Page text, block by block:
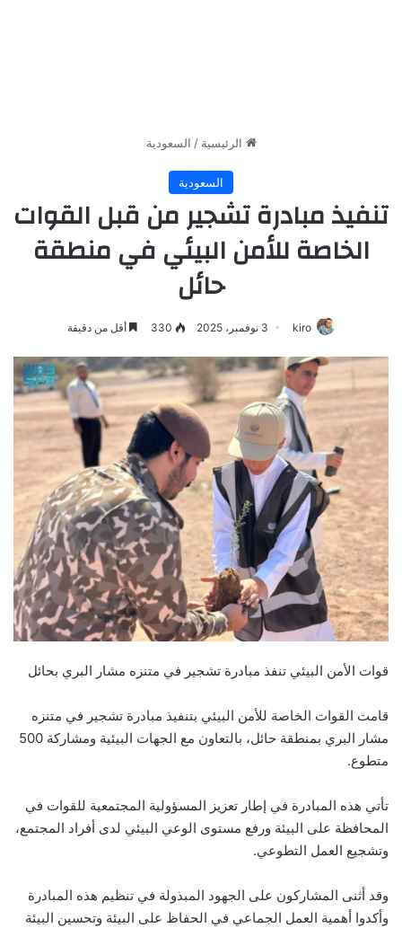
الرئيسية / السعودية
السعودية
تنفيذ مبادرة تشجير من قبل القوات
الخاصة للأمن البيئي في منطقة
حائل
kiro 3 نوفمبر، 2025 330 أقل من دقيقة
قوات الأمن البيئي تنفذ مبادرة تشجير في متنزه مشار البري بحائل
قامت القوات الخاصة للأمن البيئي بتنفيذ مبادرة تشجير في متنزه
مشار البري بمنطقة حائل، بالتعاون مع الجهات البيئية ومشاركة 500
متطوع.
تأتي هذه المبادرة في إطار تعزيز المسؤولية المجتمعية للقوات في
المحافظة على البيئة ورفع مستوى الوعي البيئي لدى أفراد المجتمع،
وتشجيع العمل التطوعي.
وقد أثنى المشاركون على الجهود المبذولة في تنظيم هذه المبادرة
وأكدوا أهمية العمل الجماعي في الحفاظ على البيئة وتحسين البيئة